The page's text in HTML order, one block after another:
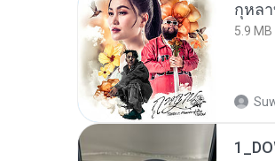
กุหลา
5.9 MB